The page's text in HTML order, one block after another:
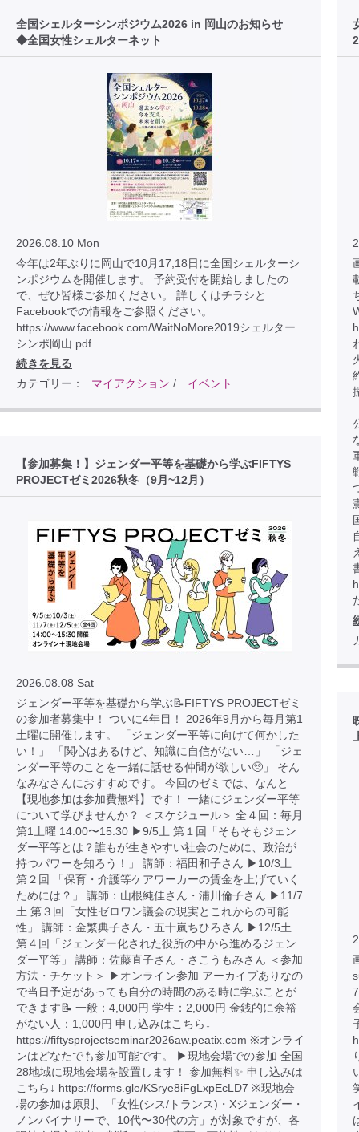
全国シェルターシンポジウム2026 in 岡山のお知らせ
◆全国女性シェルターネット
2026.08.10 Mon
今年は2年ぶりに岡山で10月17,18日に全国シェルターシ
ンポジウムを開催します。 予約受付を開始しましたの
で、ぜひ皆様ご参加ください。 詳しくはチラシと
Facebookでの情報をご参照ください。
https://www.facebook.com/WaitNoMore2019シェルター
シンポ岡山.pdf
続きを見る
カテゴリー：
マイアクション / イベント
【参加募集！】ジェンダー平等を基礎から学ぶFIFTYS
PROJECTゼミ2026秋冬（9月~12月）
2026.08.08 Sat
ジェンダー平等を基礎から学ぶ📝FIFTYS PROJECTゼミ
の参加者募集中！ ついに4年目！ 2026年9月から毎月第1
土曜に開催します。 「ジェンダー平等に向けて何かした
い！」 「関心はあるけど、知識に自信がない…」 「ジェ
ンダー平等のことを一緒に話せる仲間が欲しい🥺」 そん
なみなさんにおすすめです。 今回のゼミでは、なんと
【現地参加は参加費無料】です！ 一緒にジェンダー平等
について学びませんか？ ＜スケジュール＞ 全４回：毎月
第1土曜 14:00〜15:30 ▶︎9/5土 第１回「そもそもジェン
ダー平等とは？誰もが生きやすい社会のために、政治が
持つパワーを知ろう！」 講師：福田和子さん ▶︎10/3土
第２回 「保育・介護等ケアワーカーの賃金を上げていく
ためには？」 講師：山根純佳さん・浦川倫子さん ▶︎11/7
土 第３回「女性ゼロワン議会の現実とこれからの可能
性」 講師：金繁典子さん・五十嵐ちひろさん ▶︎12/5土
第４回「ジェンダー化された役所の中から進めるジェン
ダー平等」 講師：佐藤直子さん・さこうもみさん ＜参加
方法・チケット＞ ▶︎オンライン参加 アーカイブありなの
で当日予定があっても自分の時間のある時に学ぶことが
できます📝 一般：4,000円 学生：2,000円 金銭的に余裕
がない人：1,000円 申し込みはこちら↓
https://fiftysprojectseminar2026aw.peatix.com ※オンライ
ンはどなたでも参加可能です。 ▶︎現地会場での参加 全国
28地域に現地会場を設置します！ 参加無料✨ 申し込みは
こちら↓ https://forms.gle/KSrye8iFgLxpEcLD7 ※現地会
場の参加は原則、「女性(シス/トランス)・Xジェンダー・
ノンバイナリーで、10代〜30代の方」が対象ですが、各